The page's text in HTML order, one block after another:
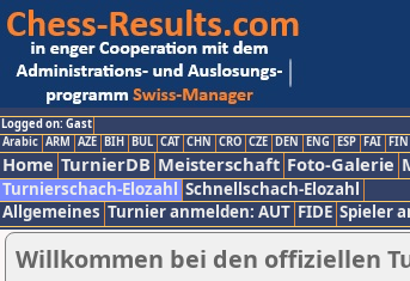
Logged on: Gast
Arabic ARM AZE BIH BUL CAT CHN CRO CZE DEN ENG ESP FAI FIN
Home TurnierDB Meisterschaft Foto-Galerie
Turnierschach-Elozahl Schnellschach-Elozahl
Allgemeines Turnier anmelden: AUT FIDE Spieler
Willkommen bei den offiziellen